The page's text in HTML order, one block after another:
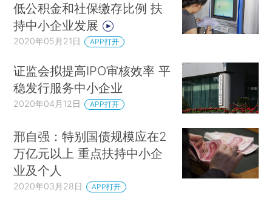
低公积金和社保缴存比例 扶
持中小企业发展
2020年05月21日 APP打开
证监会拟提高IPO审核效率 平
稳发行服务中小企业
2020年04月12日 APP打开
邢自强：特别国债规模应在2
万亿元以上 重点扶持中小企
业及个人
2020年03月28日 APP打开